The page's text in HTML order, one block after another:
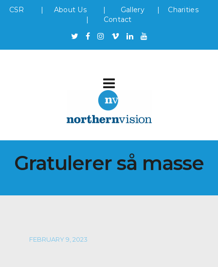
CSR | About Us | Gallery| Charities
| Contact
Gratulerer så masse
FEBRUARY 9, 2023